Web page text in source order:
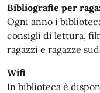
Bibliografie per
Ogni anno i
consigli di lettura,
ragazzi e ragazze
Wifi
In biblioteca è